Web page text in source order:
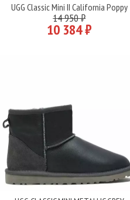
Подробнее
UGG Classic Mini II California Poppy
14 950 ₽
10 384 ₽